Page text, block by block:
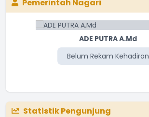
Pemerintah Nagari
ADE PUTRA A.Md
Belum Rekam Kehadiran
Statistik Pengunjung